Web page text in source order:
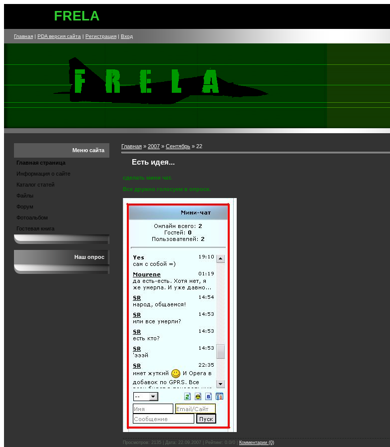
FRELA
Главная | PDA версия сайта | Регистрация | Вход
Меню сайта
Главная страница
Информация о сайте
Каталог статей
Файлы
Форум
Фотоальбом
Гостевая книга
Наш опрос
Главная » 2007 » Сентябрь » 22
Есть идея...
сделать мини чат.
Все дружно голосуем в опросе.
Просмотров: 2135 | Дата: 22.09.2007 | Рейтинг: 0.0/0 | Комментарии (0)